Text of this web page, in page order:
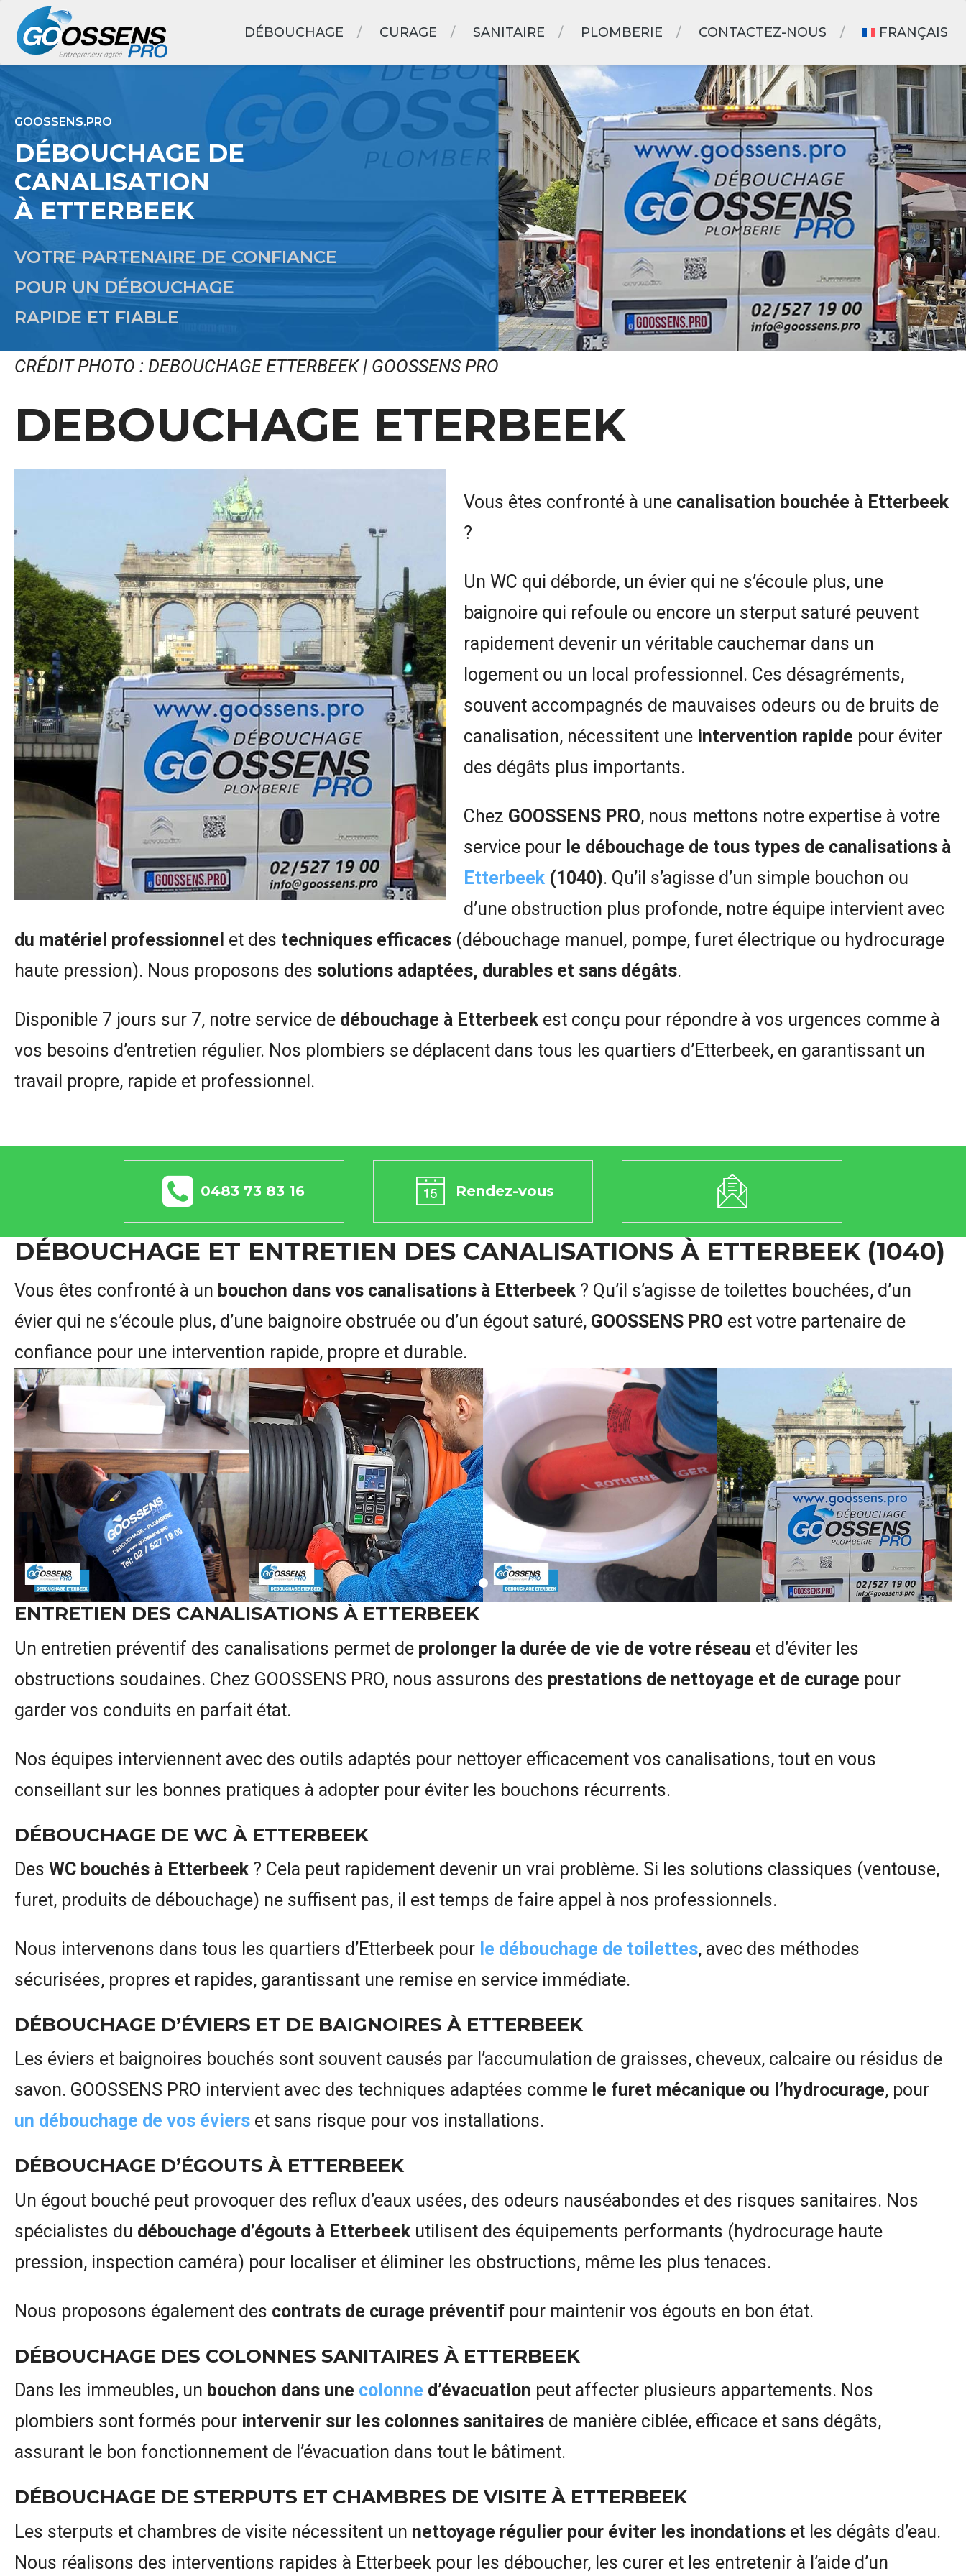
DÉBOUCHAGE CURAGE SANITAIRE PLOMBERIE CONTACTEZ-NOUS FRANÇAIS
GOOSSENS.PRO
DÉBOUCHAGE DE
CANALISATION
À ETTERBEEK
VOTRE PARTENAIRE DE CONFIANCE
POUR UN DÉBOUCHAGE
RAPIDE ET FIABLE
CRÉDIT PHOTO : DEBOUCHAGE ETTERBEEK | GOOSSENS PRO
DEBOUCHAGE ETERBEEK
Vous êtes confronté à une canalisation bouchée à Etterbeek
?
Un WC qui déborde, un évier qui ne s’écoule plus, une
baignoire qui refoule ou encore un sterput saturé peuvent
rapidement devenir un véritable cauchemar dans un
logement ou un local professionnel. Ces désagréments,
souvent accompagnés de mauvaises odeurs ou de bruits de
canalisation, nécessitent une intervention rapide pour éviter
des dégâts plus importants.
Chez GOOSSENS PRO, nous mettons notre expertise à votre
service pour le débouchage de tous types de canalisations à
Etterbeek (1040). Qu’il s’agisse d’un simple bouchon ou
d’une obstruction plus profonde, notre équipe intervient avec
du matériel professionnel et des techniques efficaces (débouchage manuel, pompe, furet électrique ou hydrocurage
haute pression). Nous proposons des solutions adaptées, durables et sans dégâts.
Disponible 7 jours sur 7, notre service de débouchage à Etterbeek est conçu pour répondre à vos urgences comme à
vos besoins d’entretien régulier. Nos plombiers se déplacent dans tous les quartiers d’Etterbeek, en garantissant un
travail propre, rapide et professionnel.
0483 73 83 16 Rendez-vous
DÉBOUCHAGE ET ENTRETIEN DES CANALISATIONS À ETTERBEEK (1040)
Vous êtes confronté à un bouchon dans vos canalisations à Etterbeek ? Qu’il s’agisse de toilettes bouchées, d’un
évier qui ne s’écoule plus, d’une baignoire obstruée ou d’un égout saturé, GOOSSENS PRO est votre partenaire de
confiance pour une intervention rapide, propre et durable.
ENTRETIEN DES CANALISATIONS À ETTERBEEK
Un entretien préventif des canalisations permet de prolonger la durée de vie de votre réseau et d’éviter les
obstructions soudaines. Chez GOOSSENS PRO, nous assurons des prestations de nettoyage et de curage pour
garder vos conduits en parfait état.
Nos équipes interviennent avec des outils adaptés pour nettoyer efficacement vos canalisations, tout en vous
conseillant sur les bonnes pratiques à adopter pour éviter les bouchons récurrents.
DÉBOUCHAGE DE WC À ETTERBEEK
Des WC bouchés à Etterbeek ? Cela peut rapidement devenir un vrai problème. Si les solutions classiques (ventouse,
furet, produits de débouchage) ne suffisent pas, il est temps de faire appel à nos professionnels.
Nous intervenons dans tous les quartiers d’Etterbeek pour le débouchage de toilettes, avec des méthodes
sécurisées, propres et rapides, garantissant une remise en service immédiate.
DÉBOUCHAGE D’ÉVIERS ET DE BAIGNOIRES À ETTERBEEK
Les éviers et baignoires bouchés sont souvent causés par l’accumulation de graisses, cheveux, calcaire ou résidus de
savon. GOOSSENS PRO intervient avec des techniques adaptées comme le furet mécanique ou l’hydrocurage, pour
un débouchage de vos éviers et sans risque pour vos installations.
DÉBOUCHAGE D’ÉGOUTS À ETTERBEEK
Un égout bouché peut provoquer des reflux d’eaux usées, des odeurs nauséabondes et des risques sanitaires. Nos
spécialistes du débouchage d’égouts à Etterbeek utilisent des équipements performants (hydrocurage haute
pression, inspection caméra) pour localiser et éliminer les obstructions, même les plus tenaces.
Nous proposons également des contrats de curage préventif pour maintenir vos égouts en bon état.
DÉBOUCHAGE DES COLONNES SANITAIRES À ETTERBEEK
Dans les immeubles, un bouchon dans une colonne d’évacuation peut affecter plusieurs appartements. Nos
plombiers sont formés pour intervenir sur les colonnes sanitaires de manière ciblée, efficace et sans dégâts,
assurant le bon fonctionnement de l’évacuation dans tout le bâtiment.
DÉBOUCHAGE DE STERPUTS ET CHAMBRES DE VISITE À ETTERBEEK
Les sterputs et chambres de visite nécessitent un nettoyage régulier pour éviter les inondations et les dégâts d’eau.
Nous réalisons des interventions rapides à Etterbeek pour les déboucher, les curer et les entretenir à l’aide d’un